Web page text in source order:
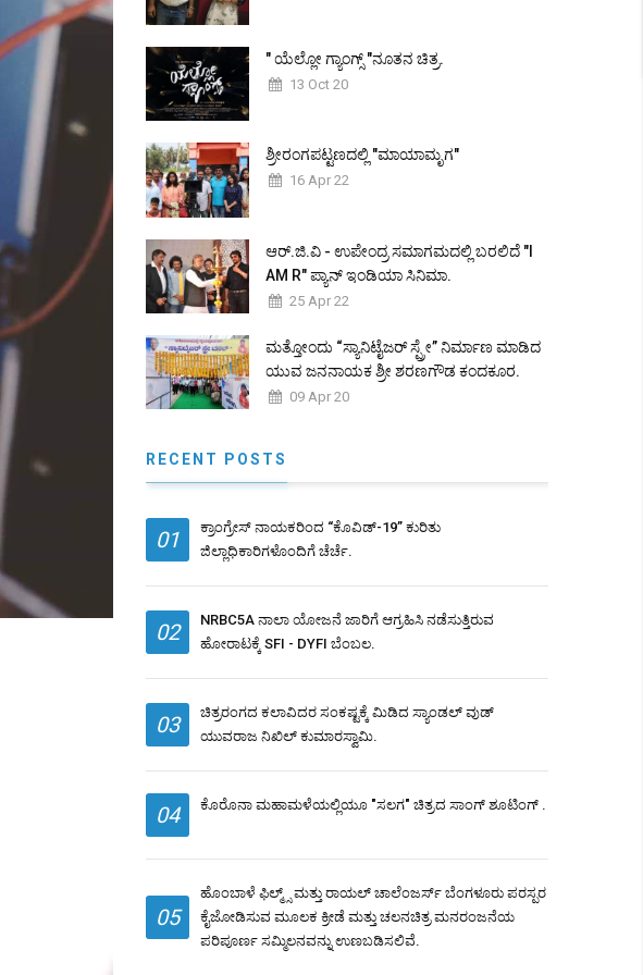
" ಯೆಲ್ಲೋ ಗ್ಯಾಂಗ್ಸ್ "ನೂತನ ಚಿತ್ರ.
13 Oct 20
ಶ್ರೀರಂಗಪಟ್ಟಣದಲ್ಲಿ "ಮಾಯಾಮೃಗ"
16 Apr 22
ಆರ್.ಜಿ.ವಿ - ಉಪೇಂದ್ರ ಸಮಾಗಮದಲ್ಲಿ ಬರಲಿದೆ "I
AM R" ಪ್ಯಾನ್ ಇಂಡಿಯಾ ಸಿನಿಮಾ.
25 Apr 22
ಮತ್ತೋಂದು “ಸ್ಯಾನಿಟೈಜರ್ ಸ್ಪ್ರೇ” ನಿರ್ಮಾಣ ಮಾಡಿದ
ಯುವ ಜನನಾಯಕ ಶ್ರೀ ಶರಣಗೌಡ ಕಂದಕೂರ.
09 Apr 20
RECENT POSTS
01
ಕ್ರಾಂಗ್ರೇಸ್ ನಾಯಕರಿಂದ “ಕೊವಿಡ್-19” ಕುರಿತು
ಜಿಲ್ಲಾಧಿಕಾರಿಗಳೊಂದಿಗೆ ಚೆರ್ಚೆ.
02
NRBC5A ನಾಲಾ ಯೋಜನೆ ಜಾರಿಗೆ ಆಗ್ರಹಿಸಿ ನಡೆಸುತ್ತಿರುವ
ಹೋರಾಟಕ್ಕೆ SFI - DYFI ಬೆಂಬಲ.
03
ಚಿತ್ರರಂಗದ ಕಲಾವಿದರ ಸಂಕಷ್ಟಕ್ಕೆ ಮಿಡಿದ ಸ್ಯಾಂಡಲ್ ವುಡ್
ಯುವರಾಜ ನಿಖಿಲ್ ಕುಮಾರಸ್ವಾಮಿ.
04 ಕೊರೊನಾ ಮಹಾಮಳೆಯಲ್ಲಿಯೂ "ಸಲಗ" ಚಿತ್ರದ ಸಾಂಗ್ ಶೂಟಿಂಗ್ .
05
ಹೊಂಬಾಳೆ ಫಿಲ್ಮ್ಸ್ ಮತ್ತು ರಾಯಲ್ ಚಾಲೆಂಜರ್ಸ್ ಬೆಂಗಳೂರು ಪರಸ್ಪರ
ಕೈಜೋಡಿಸುವ ಮೂಲಕ ಕ್ರೀಡೆ ಮತ್ತು ಚಲನಚಿತ್ರ ಮನರಂಜನೆಯ
ಪರಿಪೂರ್ಣ ಸಮ್ಮಿಲನವನ್ನು ಉಣಬಡಿಸಲಿವೆ.